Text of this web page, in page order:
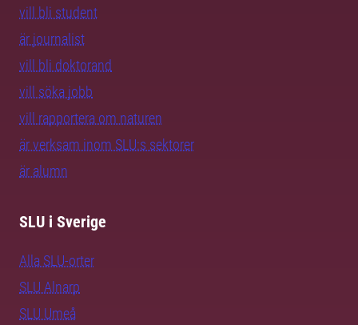
vill bli student
är journalist
vill bli doktorand
vill söka jobb
vill rapportera om naturen
är verksam inom SLU:s sektorer
är alumn
SLU i Sverige
Alla SLU-orter
SLU Alnarp
SLU Umeå